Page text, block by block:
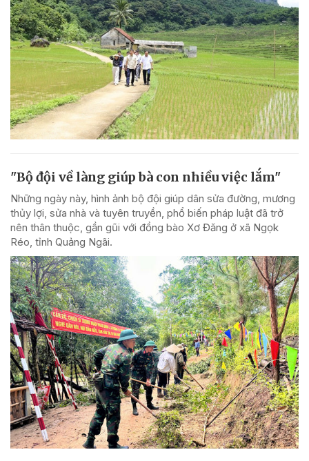
"Bộ đội về làng giúp bà con nhiều việc lắm"
Những ngày này, hình ảnh bộ đội giúp dân sửa đường, mương
thủy lợi, sửa nhà và tuyên truyền, phổ biến pháp luật đã trở
nên thân thuộc, gần gũi với đồng bào Xơ Đăng ở xã Ngọk
Réo, tỉnh Quảng Ngãi.